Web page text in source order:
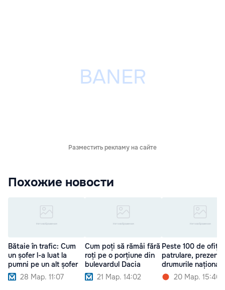
Разместить рекламу на сайте
Похожие новости
Bătaie în trafic: Cum
un șofer l-a luat la
pumni pe un alt șofer
28 Мар. 11:07
Cum poți să rămâi fără
roți pe o porțiune din
bulevardul Dacia
21 Мар. 14:02
Peste 100 de
patrulare, prezenți
drumurile naționale
20 Мар. 15:40